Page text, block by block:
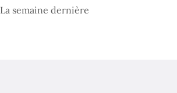
La semaine dernière